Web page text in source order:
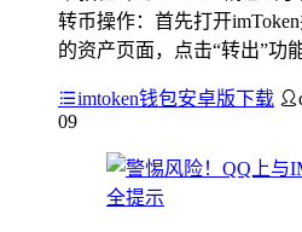
转币操作：首先打开
的资产页面，点击“转出”功
imtoken钱包安卓版下载
09